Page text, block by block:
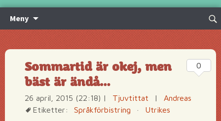
Meny
innehåll
Sök
Sommartid är okej, men
bäst är ändå…
26 april, 2015 (22:18) | Tjuvtittat |
Andreas
Etiketter:
Språkförbistring · Utrikes
0